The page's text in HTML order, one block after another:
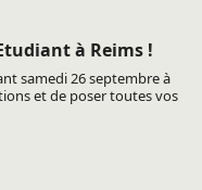
à Reims !
samedi 26 septembre à
et de poser toutes vos